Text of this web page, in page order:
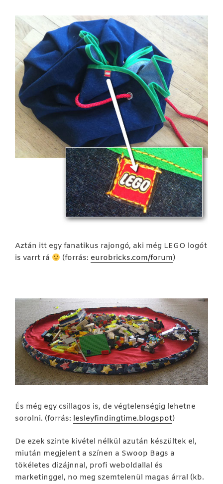
Aztán itt egy fanatikus rajongó, aki még LEGO logót
is varrt rá
(forrás: eurobricks.com/forum)
És még egy csillagos is, de végtelenségig lehetne
sorolni. (forrás: lesleyfindingtime.blogspot)
De ezek szinte kivétel nélkül azután készültek el,
miután megjelent a színen a Swoop Bags a
tökéletes dizájnnal, profi weboldallal és
marketinggel, no meg szemtelenül magas árral (kb.